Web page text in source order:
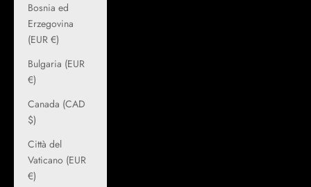
Bosnia ed
Erzegovina
(EUR €)
Bulgaria (EUR
€)
Canada (CAD
$)
Città del
Vaticano (EUR
€)